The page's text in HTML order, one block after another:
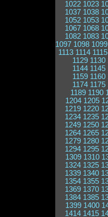
1022 1023
1037 1038
1052 1053
1067 1068
1082 1083
1097 1098 1099
1113 1114 1115
1129 1130
1144 1145
1159 1160
1174 1175
1189 1190
1204 1205
1219 1220
1234 1235
1249 1250
1264 1265
1279 1280
1294 1295
1309 1310
1324 1325
1339 1340
1354 1355
1369 1370
1384 1385
1399 1400
1414 1415